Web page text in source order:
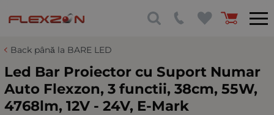
Back până la BARE LED
Led Bar Proiector cu Suport Numar
Auto Flexzon, 3 functii, 38cm, 55W,
4768lm, 12V - 24V, E-Mark